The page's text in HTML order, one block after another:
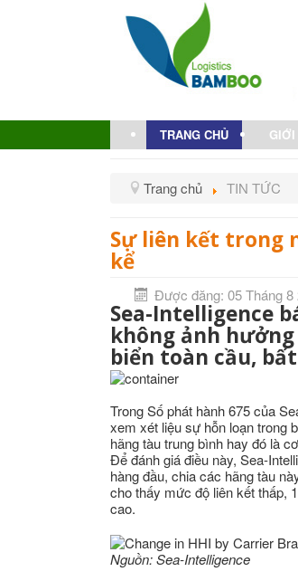
TRANG CHỦ GIỚI
Trang chủ TIN TỨC
Sự liên kết trong
kể
Được đăng: 05 Tháng 8
Sea-Intelligence
không ảnh
biển toàn cầu,
Trong Số phát hành 675 của
xem xét liệu sự hỗn loạn trong
hãng tàu trung bình hay đó là
Để đánh giá điều này, Sea-
hàng đầu, chia các hãng tàu
cho thấy mức độ liên kết thấp,
cao.
Nguồn: Sea-Intelligence